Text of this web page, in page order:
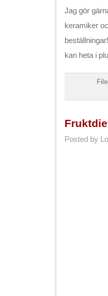
Jag gör
keramiker
kan heta i
Posted by